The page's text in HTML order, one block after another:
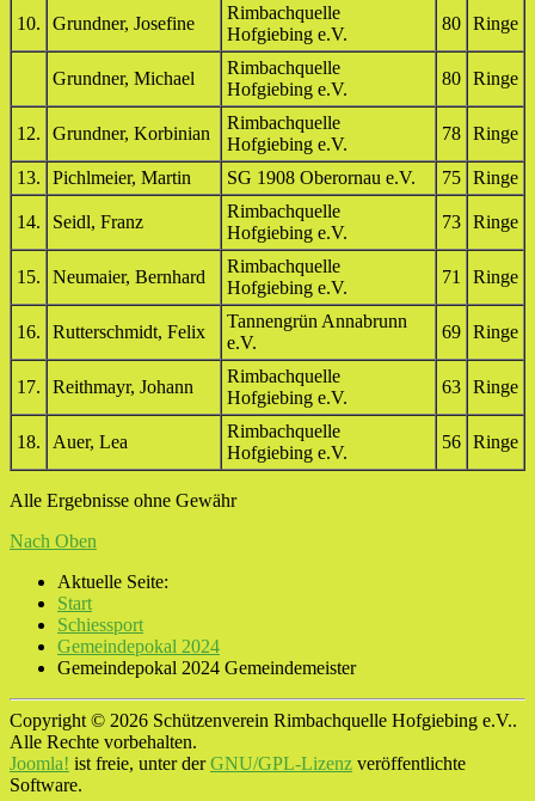
10. Grundner, Josefine
Rimbachquelle
Hofgiebing e.V.
80 Ringe
Grundner, Michael
Rimbachquelle
Hofgiebing e.V.
80 Ringe
12. Grundner, Korbinian
Rimbachquelle
Hofgiebing e.V.
78 Ringe
13. Pichlmeier, Martin SG 1908 Oberornau e.V. 75 Ringe
14. Seidl, Franz
Rimbachquelle
Hofgiebing e.V.
73 Ringe
15. Neumaier, Bernhard
Rimbachquelle
Hofgiebing e.V.
71 Ringe
16. Rutterschmidt, Felix
Tannengrün Annabrunn
e.V.
69 Ringe
17. Reithmayr, Johann
Rimbachquelle
Hofgiebing e.V.
63 Ringe
18. Auer, Lea
Rimbachquelle
Hofgiebing e.V.
56 Ringe
Alle Ergebnisse ohne Gewähr
Nach Oben
Aktuelle Seite:
Start
Schiessport
Gemeindepokal 2024
Gemeindepokal 2024 Gemeindemeister
Copyright © 2026 Schützenverein Rimbachquelle Hofgiebing e.V..
Alle Rechte vorbehalten.
Joomla! ist freie, unter derGNU/GPL-Lizenz veröffentlichte
Software.